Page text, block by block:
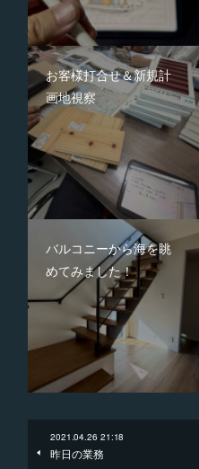
お客様打合せ＆新規計
画地視察
バルコニーから海を眺
めてみました！
2021.04.26 21:18
昨日の業務